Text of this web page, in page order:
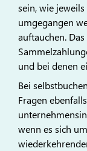
sein, wie
umgegangen
auftauchen.
und bei denen
Bei
Fragen
wenn es sich